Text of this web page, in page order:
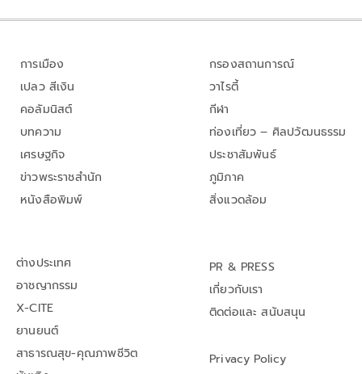
การเมือง
เปลว สีเงิน
คอลัมนิสต์
บทความ
เศรษฐกิจ
ข่าวพระราชสำนัก
หนังสือพิมพ์
กรองสถานการณ์
วาไรตี้
กีฬา
ท่องเที่ยว – ศิลปวัฒนธรรม
ประชาสัมพันธ์
ภูมิภาค
สิ่งแวดล้อม
ต่างประเทศ
อาชญากรรม
X-CITE
ยานยนต์
สาธารณสุข-คุณภาพชีวิต
PR & PRESS
เกี่ยวกับเรา
ติดต่อและ สนับสนุน
Privacy Policy